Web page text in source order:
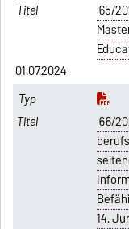
65/
01.07.2024
66/
14.